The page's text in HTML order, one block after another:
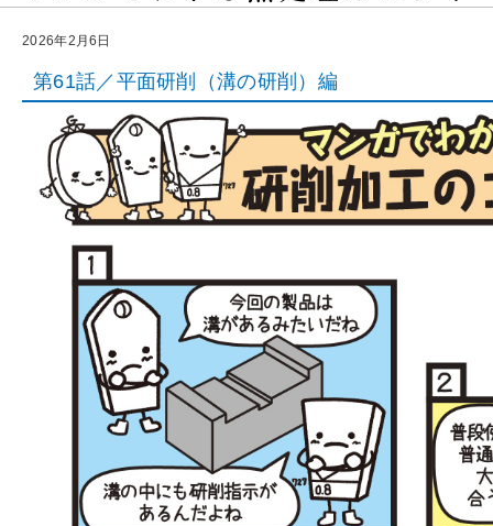
2026年2月6日
第61話／平面研削（溝の研削）編